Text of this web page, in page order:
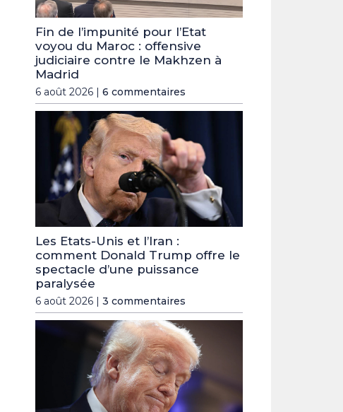
Fin de l’impunité pour l’Etat
voyou du Maroc : offensive
judiciaire contre le Makhzen à
Madrid
6 août 2026 | 6 commentaires
Les Etats-Unis et l’Iran :
comment Donald Trump offre le
spectacle d’une puissance
paralysée
6 août 2026 | 3 commentaires